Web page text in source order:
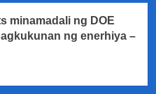
minamadali ng DOE
ng enerhiya –